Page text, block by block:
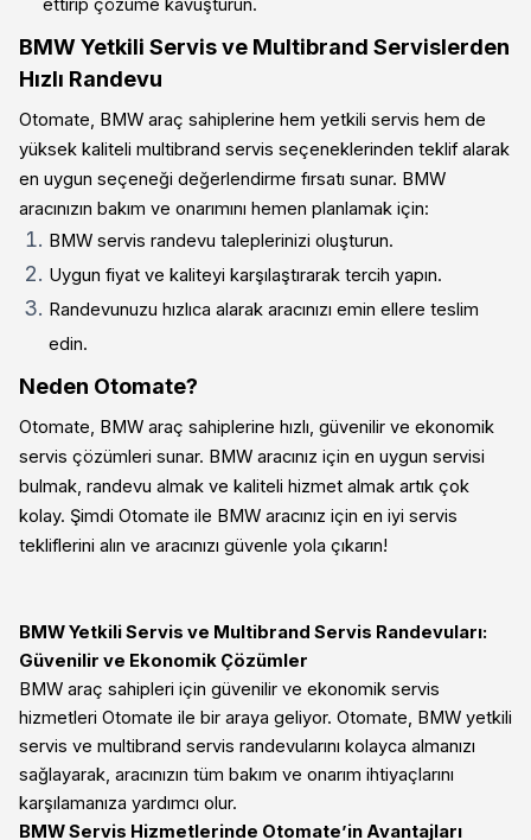
BMW Yetkili Servis ve Multibrand Servislerden
Hızlı Randevu
Otomate, BMW araç sahiplerine hem yetkili servis hem de
yüksek kaliteli multibrand servis seçeneklerinden teklif alarak
en uygun seçeneği değerlendirme fırsatı sunar. BMW
aracınızın bakım ve onarımını hemen planlamak için:
BMW servis randevu taleplerinizi oluşturun.
Uygun fiyat ve kaliteyi karşılaştırarak tercih yapın.
Randevunuzu hızlıca alarak aracınızı emin ellere teslim
edin.
Neden Otomate?
Otomate, BMW araç sahiplerine hızlı, güvenilir ve ekonomik
servis çözümleri sunar. BMW aracınız için en uygun servisi
bulmak, randevu almak ve kaliteli hizmet almak artık çok
kolay. Şimdi Otomate ile BMW aracınız için en iyi servis
tekliflerini alın ve aracınızı güvenle yola çıkarın!
BMW Yetkili Servis ve Multibrand Servis Randevuları:
Güvenilir ve Ekonomik Çözümler
BMW araç sahipleri için güvenilir ve ekonomik servis
hizmetleri Otomate ile bir araya geliyor. Otomate, BMW yetkili
servis ve multibrand servis randevularını kolayca almanızı
sağlayarak, aracınızın tüm bakım ve onarım ihtiyaçlarını
karşılamanıza yardımcı olur.
BMW Servis Hizmetlerinde Otomate’in Avantajları